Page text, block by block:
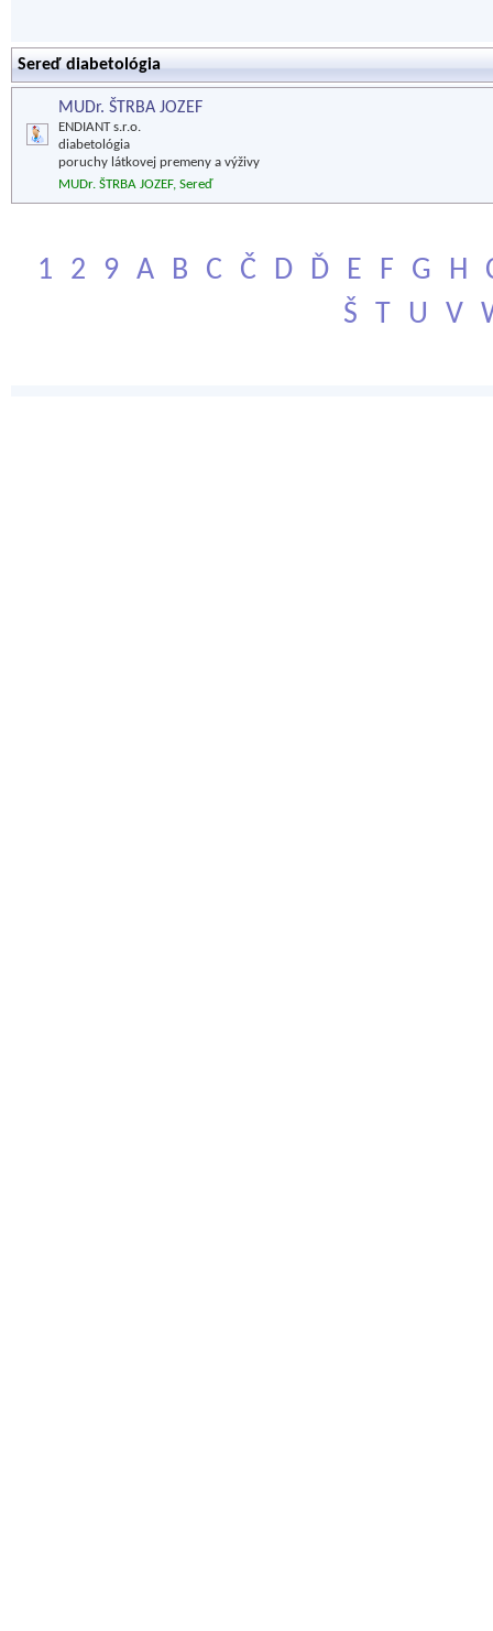
Sereď diabetológia
MUDr. ŠTRBA JOZEF
ENDIANT s.r.o.
diabetológia
poruchy látkovej premeny a výživy
MUDr. ŠTRBA JOZEF, Sereď
1 2 9 A B C Č D Ď E F G H
Š
T U V